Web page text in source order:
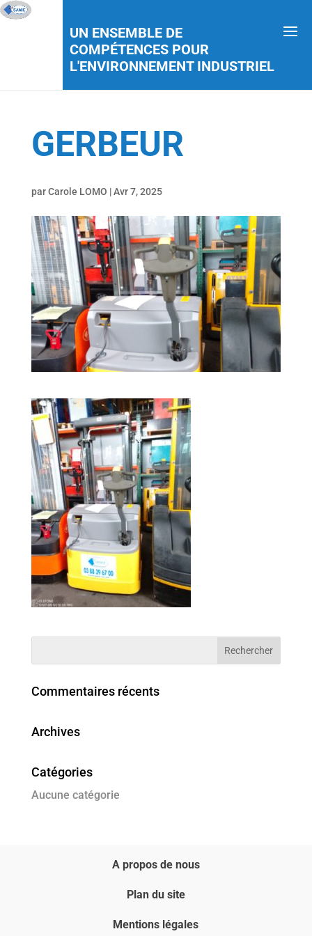
UN ENSEMBLE DE
COMPÉTENCES POUR
L'ENVIRONNEMENT INDUSTRIEL
GERBEUR
parCarole LOMO |Avr 7, 2025
Commentaires récents
Archives
Catégories
Aucune catégorie
A propos de nous
Plan du site
Mentions légales